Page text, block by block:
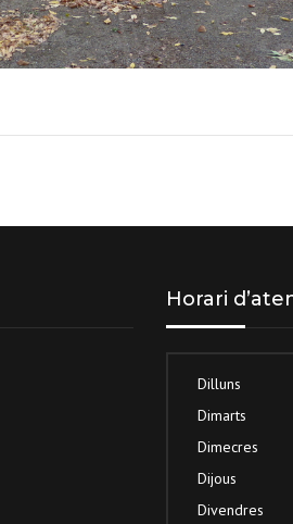
Horari
Dilluns
Dimarts
Dimecres
Dijous
Divendres